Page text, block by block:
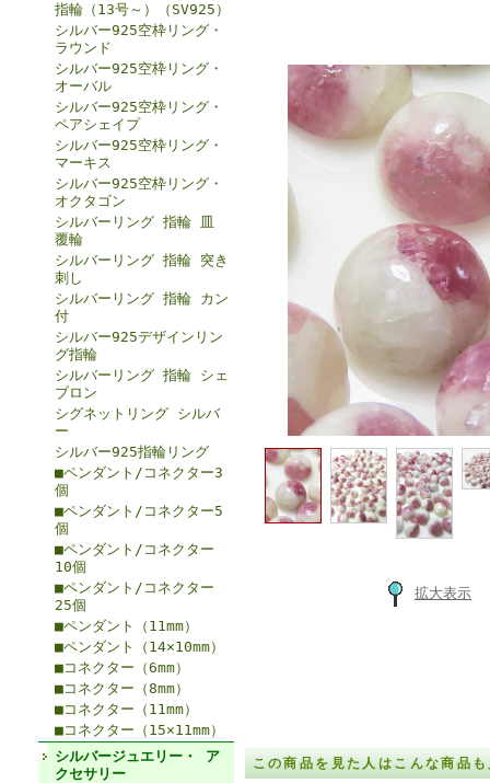
指輪（13号～）（SV925）
シルバー925空枠リング・
ラウンド
シルバー925空枠リング・
オーバル
シルバー925空枠リング・
ペアシェイプ
シルバー925空枠リング・
マーキス
シルバー925空枠リング・
オクタゴン
シルバーリング 指輪 皿
覆輪
シルバーリング 指輪 突き
刺し
シルバーリング 指輪 カン
付
シルバー925デザインリン
グ指輪
シルバーリング 指輪 シェ
ブロン
シグネットリング シルバ
ー
シルバー925指輪リング
■ペンダント/コネクター3
個
■ペンダント/コネクター5
個
■ペンダント/コネクター
10個
■ペンダント/コネクター
25個
■ペンダント（11mm）
■ペンダント（14×10mm）
■コネクター（6mm）
■コネクター（8mm）
■コネクター（11mm）
■コネクター（15×11mm）
シルバージュエリー・ ア
クセサリー
拡大表示
この商品を見た人はこんな商品